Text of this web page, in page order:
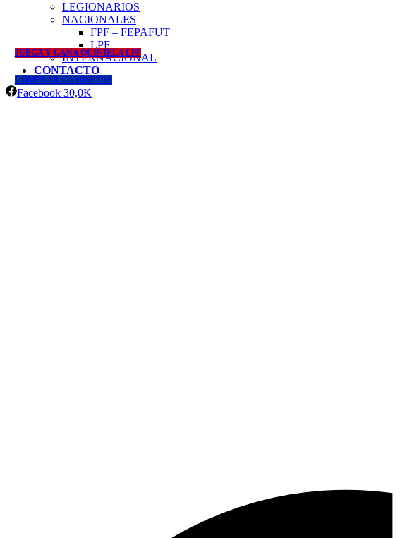
LEGIONARIOS
NACIONALES
FPF – FEPAFUT
LPF
INTERNACIONAL
CONTACTO
JUEGA Y GANA QUINIELA LPF
COMPRAR CAMISETAS
Facebook 30,0K